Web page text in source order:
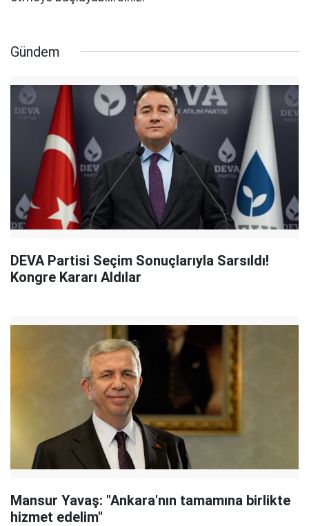
Gündem
DEVA Partisi Seçim Sonuçlarıyla Sarsıldı!
Kongre Kararı Aldılar
Mansur Yavaş: "Ankara'nın tamamına birlikte
hizmet edelim"